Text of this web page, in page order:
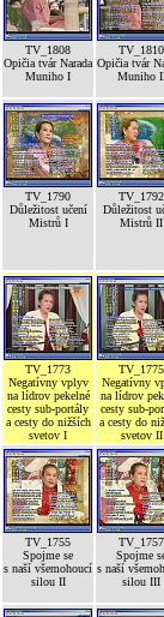
TV_1808
Opičia tvár Narada
Muniho I
TV_1810
Opičia tvár
Muniho
TV_1790
Důležitost učení
Mistrů I
TV_1792
Důležitost
Mistrů II
TV_1773
Negatívny vplyv
na lídrov pekelné
cesty sub-portály
a cesty do nižších
svetov I
TV_1775
Negatívny
na lídrov
cesty sub-
a cesty do
svetov II
TV_1755
Spojme se
s naší všemohoucí
silou II
TV_1757
Spojme
s naší
silou III